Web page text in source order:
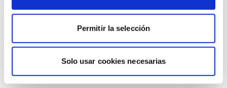
Permitir la selección
Solo usar cookies necesarias